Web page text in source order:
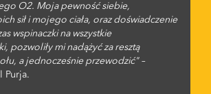
O2. Moja pewność siebie,
sił i mojego ciała, oraz doświadczenie
wspinaczki na wszystkie
pozwoliły mi nadążyć za resztą
a jednocześnie przewodzić"–
Purja.